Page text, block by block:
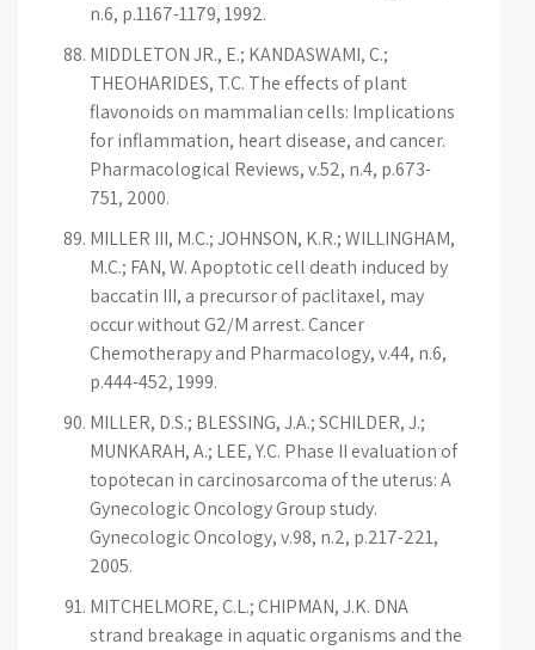
n.6, p.1167-1179, 1992.
MIDDLETON JR., E.; KANDASWAMI, C.;
THEOHARIDES, T.C. The effects of plant
flavonoids on mammalian cells: Implications
for inflammation, heart disease, and cancer.
Pharmacological Reviews, v.52, n.4, p.673-
751, 2000.
MILLER III, M.C.; JOHNSON, K.R.; WILLINGHAM,
M.C.; FAN, W. Apoptotic cell death induced by
baccatin III, a precursor of paclitaxel, may
occur without G2/M arrest. Cancer
Chemotherapy and Pharmacology, v.44, n.6,
p.444-452, 1999.
MILLER, D.S.; BLESSING, J.A.; SCHILDER, J.;
MUNKARAH, A.; LEE, Y.C. Phase II evaluation of
topotecan in carcinosarcoma of the uterus: A
Gynecologic Oncology Group study.
Gynecologic Oncology, v.98, n.2, p.217-221,
2005.
MITCHELMORE, C.L.; CHIPMAN, J.K. DNA
strand breakage in aquatic organisms and the